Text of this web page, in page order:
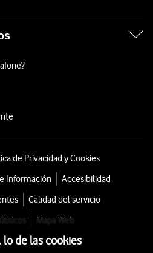
de Privacidad y Cookies
Información
Accesibilidad
Calidad del servicio
Mapa Web
lo de las cookies